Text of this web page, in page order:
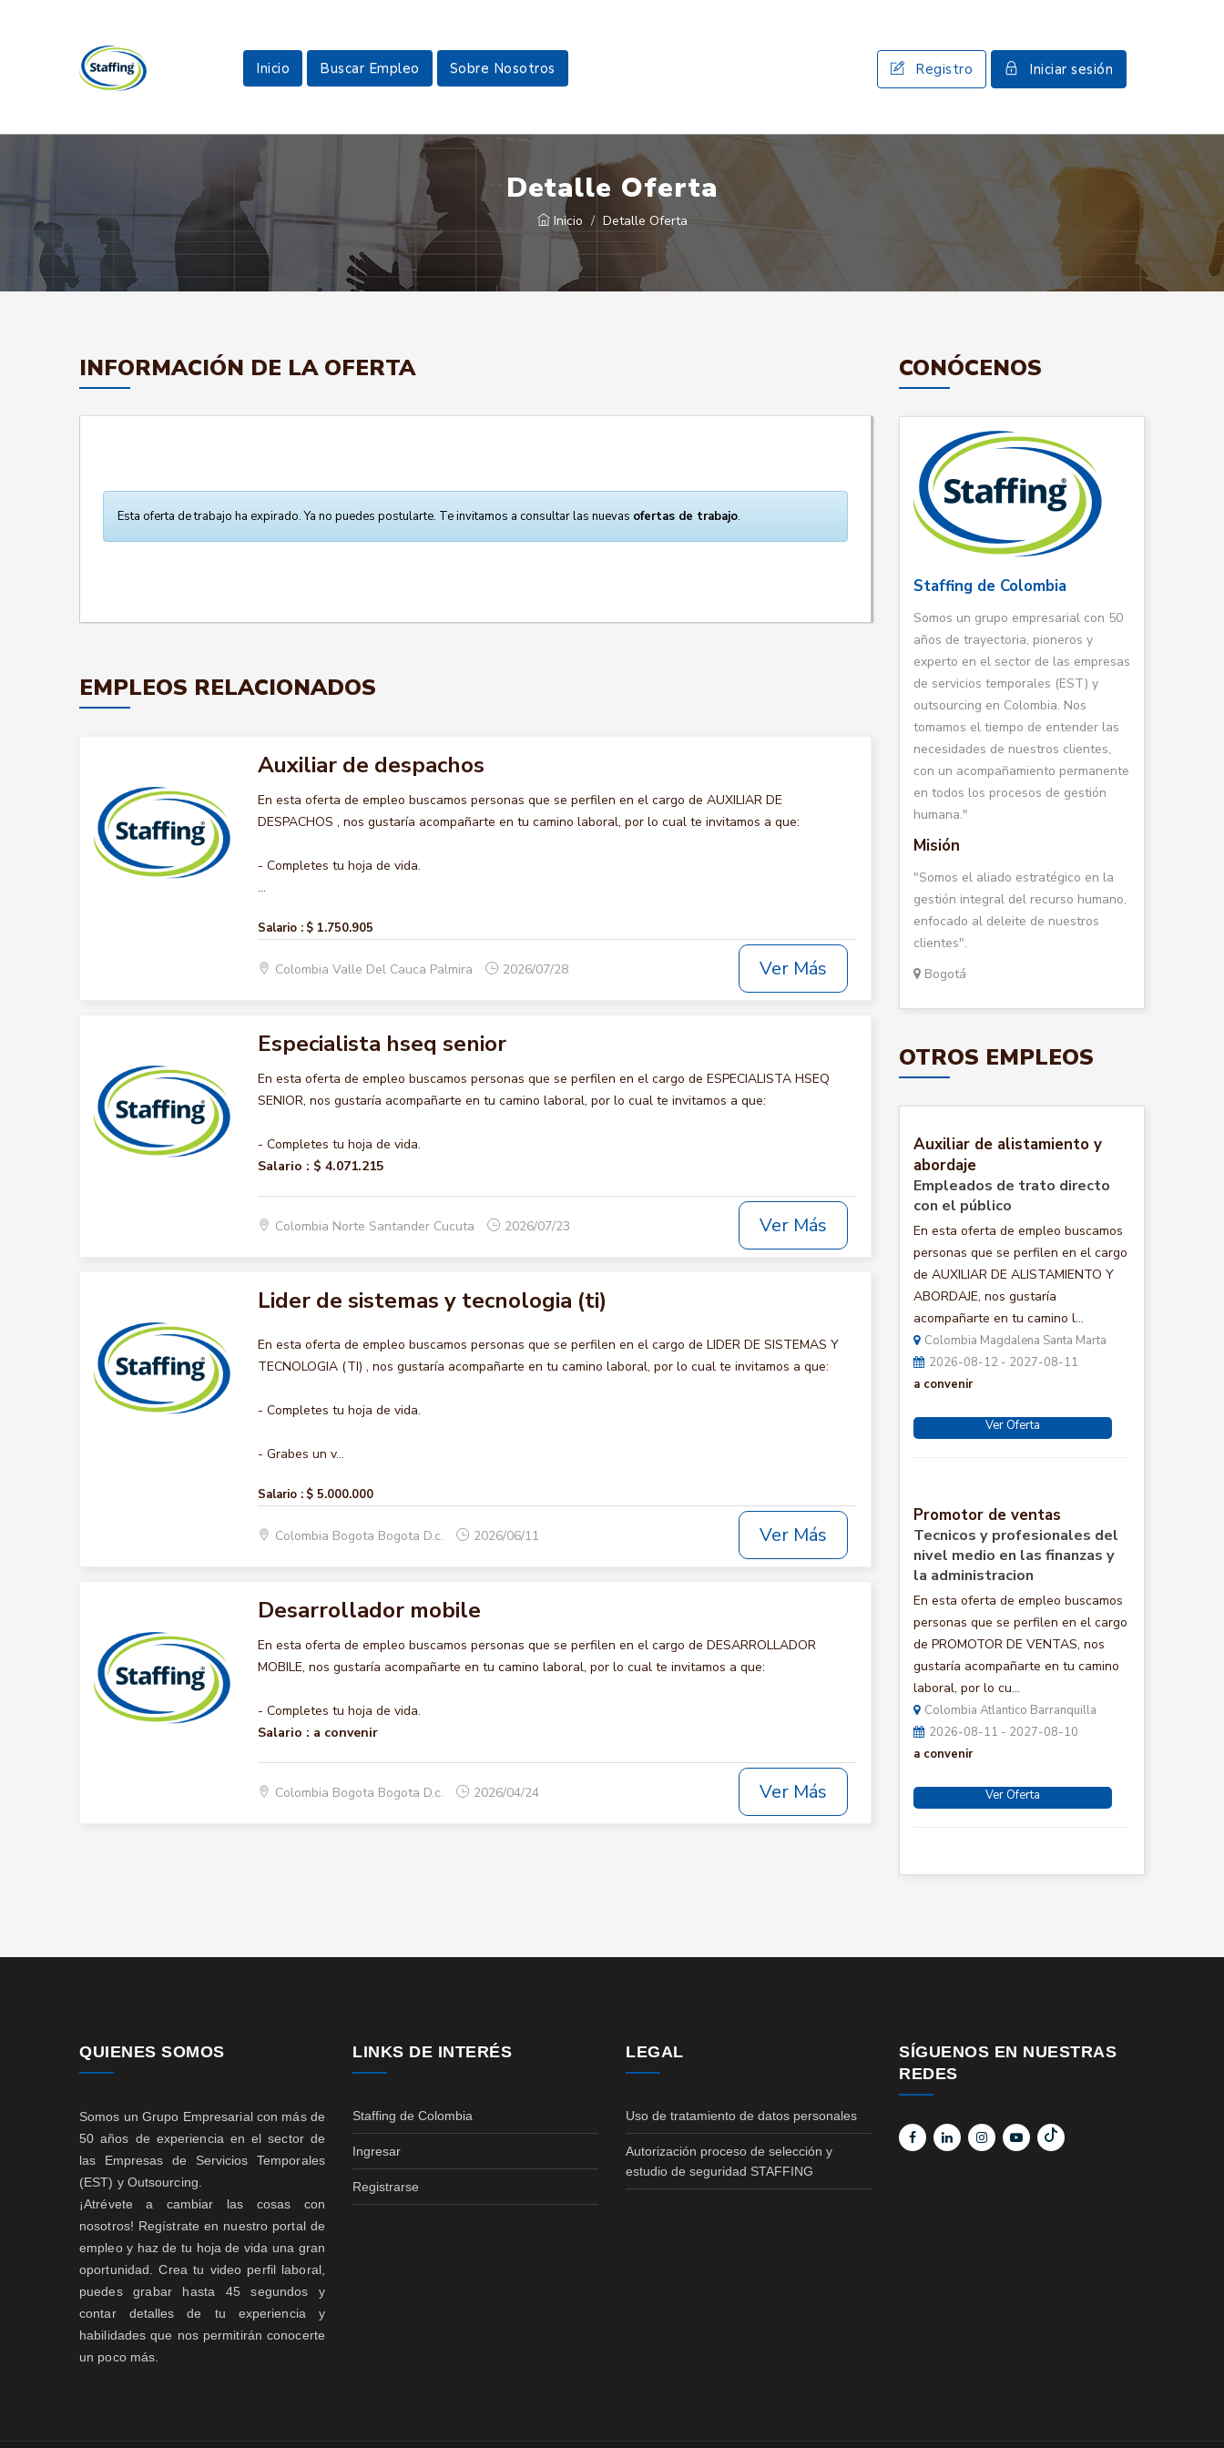
Inicio Buscar Empleo Sobre Nosotros Registro Iniciar sesión
Detalle Oferta
Inicio Detalle Oferta
INFORMACIÓN DE LA OFERTA
Esta oferta de trabajo ha expirado. Ya no puedes postularte. Te invitamos a consultar las nuevas ofertas de trabajo.
EMPLEOS RELACIONADOS
Auxiliar de despachos
En esta oferta de empleo buscamos personas que se perfilen en el cargo de AUXILIAR DE
DESPACHOS , nos gustaría acompañarte en tu camino laboral, por lo cual te invitamos a que:
- Completes tu hoja de vida.
...
Salario : $ 1.750.905
Colombia Valle Del Cauca Palmira 2026/07/28 Ver Más
Especialista hseq senior
En esta oferta de empleo buscamos personas que se perfilen en el cargo de ESPECIALISTA HSEQ
SENIOR, nos gustaría acompañarte en tu camino laboral, por lo cual te invitamos a que:
- Completes tu hoja de vida.
Salario : $ 4.071.215
Colombia Norte Santander Cucuta 2026/07/23 Ver Más
Lider de sistemas y tecnologia (ti)
En esta oferta de empleo buscamos personas que se perfilen en el cargo de LIDER DE SISTEMAS Y
TECNOLOGIA (TI) , nos gustaría acompañarte en tu camino laboral, por lo cual te invitamos a que:
- Completes tu hoja de vida.
- Grabes un v...
Salario : $ 5.000.000
Colombia Bogota Bogota D.c. 2026/06/11 Ver Más
Desarrollador mobile
En esta oferta de empleo buscamos personas que se perfilen en el cargo de DESARROLLADOR
MOBILE, nos gustaría acompañarte en tu camino laboral, por lo cual te invitamos a que:
- Completes tu hoja de vida.
Salario : a convenir
Colombia Bogota Bogota D.c. 2026/04/24 Ver Más
CONÓCENOS
Staffing de Colombia
Somos un grupo empresarial con 50
años de trayectoria, pioneros y
experto en el sector de las empresas
de servicios temporales (EST) y
outsourcing en Colombia. Nos
tomamos el tiempo de entender las
necesidades de nuestros clientes,
con un acompañamiento permanente
en todos los procesos de gestión
humana."
Misión
"Somos el aliado estratégico en la
gestión integral del recurso humano,
enfocado al deleite de nuestros
clientes".
Bogotá
OTROS EMPLEOS
Auxiliar de alistamiento y
abordaje
Empleados de trato directo
con el público
En esta oferta de empleo buscamos
personas que se perfilen en el cargo
de AUXILIAR DE ALISTAMIENTO Y
ABORDAJE, nos gustaría
acompañarte en tu camino l...
Colombia Magdalena Santa Marta
2026-08-12 - 2027-08-11
a convenir
Ver Oferta
Promotor de ventas
Tecnicos y profesionales del
nivel medio en las finanzas y
la administracion
En esta oferta de empleo buscamos
personas que se perfilen en el cargo
de PROMOTOR DE VENTAS, nos
gustaría acompañarte en tu camino
laboral, por lo cu...
Colombia Atlantico Barranquilla
2026-08-11 - 2027-08-10
a convenir
Ver Oferta
QUIENES SOMOS
Somos un Grupo Empresarial con más de
50 años de experiencia en el sector de
las Empresas de Servicios Temporales
(EST) y Outsourcing.
¡Atrévete a cambiar las cosas con
nosotros! Regístrate en nuestro portal de
empleo y haz de tu hoja de vida una gran
oportunidad. Crea tu video perfil laboral,
puedes grabar hasta 45 segundos y
contar detalles de tu experiencia y
habilidades que nos permitirán conocerte
un poco más.
LINKS DE INTERÉS
Staffing de Colombia
Ingresar
Registrarse
LEGAL
Uso de tratamiento de datos personales
Autorización proceso de selección y
estudio de seguridad STAFFING
SÍGUENOS EN NUESTRAS
REDES